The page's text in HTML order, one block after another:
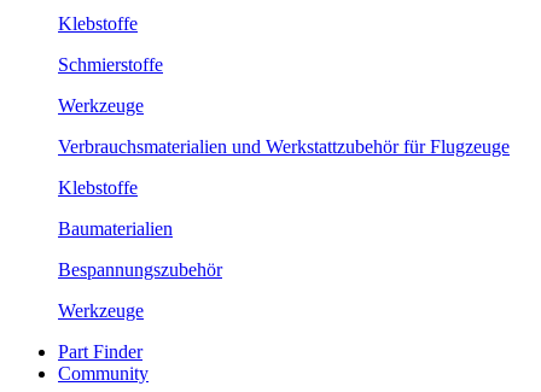
Klebstoffe
Schmierstoffe
Werkzeuge
Verbrauchsmaterialien und Werkstattzubehör für Flugzeuge
Klebstoffe
Baumaterialien
Bespannungszubehör
Werkzeuge
Part Finder
Community